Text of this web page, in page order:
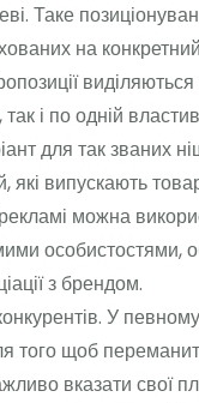
Таке
на
і по одній
для так званих
які випускають
можна
особистостями,
з брендом.
У
того щоб
вказати свої